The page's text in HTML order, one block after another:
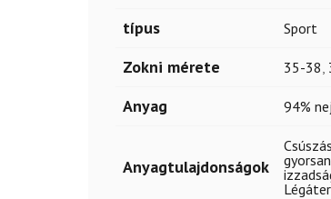
típus Sport
Zokni mérete 35-38,
Anyag 94%
Anyagtulajdonságok